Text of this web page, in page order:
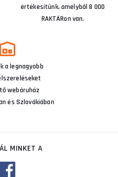
értékesítünk, amelyből 8 000
RAKTÁRon van.
a legnagyobb
webáruház
és Szlovákiában
MINKET A